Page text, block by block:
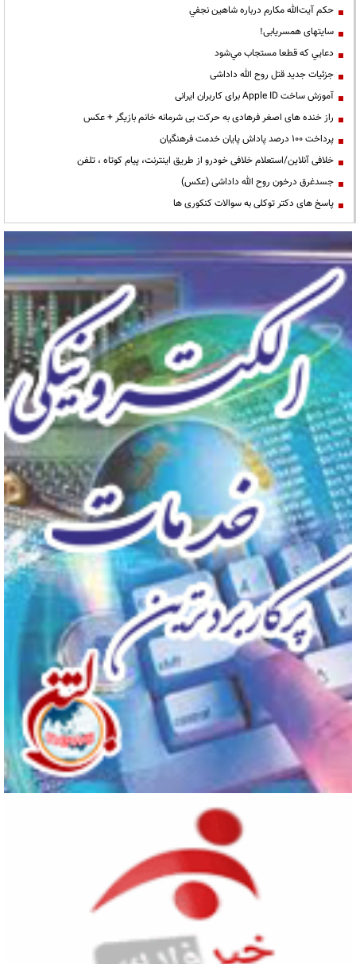
حكم آيت‌الله مكارم درباره شاهين نجفي
سایتهای همسریابی!
دعايي كه قطعا مستجاب مي‌شود
جزئیات جدید قتل روح الله داداشی
آموزش ساخت Apple ID برای کاربران ایرانی
راز خنده های اصغر فرهادی به حرکت بی شرمانه خانم بازیگر + عکس
پرداخت ۱۰۰ درصد پاداش پایان خدمت فرهنگیان
خلافی آنلاین/استعلام خلافی خودرو از طریق اینترنت، پیام کوتاه ، تلفن
جسدغرق درخون روح الله داداشی (عکس)
پاسخ های دکتر توکلی به سوالات کنکوری ها